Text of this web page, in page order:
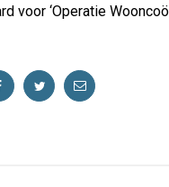
voor ‘Operatie